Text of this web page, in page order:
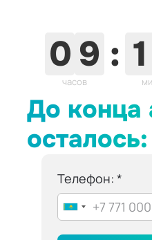
0 9 :
часов
1
До конца
осталось:
Телефон: